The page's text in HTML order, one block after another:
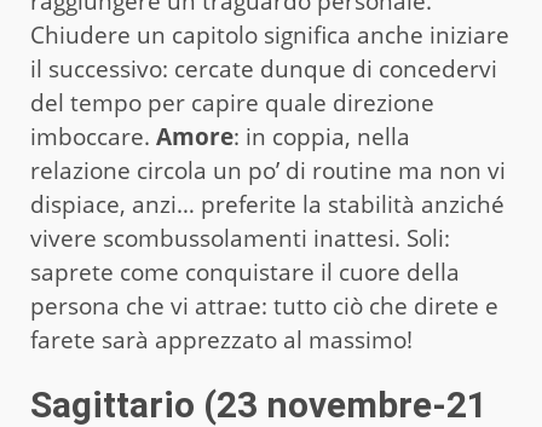
Chiudere un capitolo significa anche iniziare
il successivo: cercate dunque di concedervi
del tempo per capire quale direzione
imboccare. Amore: in coppia, nella
relazione circola un po’ di routine ma non vi
dispiace, anzi… preferite la stabilità anziché
vivere scombussolamenti inattesi. Soli:
saprete come conquistare il cuore della
persona che vi attrae: tutto ciò che direte e
farete sarà apprezzato al massimo!
Sagittario (23 novembre-21